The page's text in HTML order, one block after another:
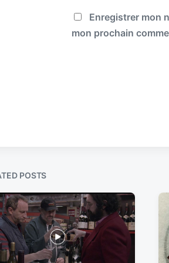
Enregistrer mon
mon prochain
POSTS